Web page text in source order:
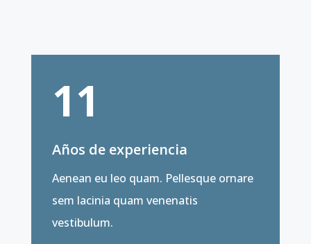
11
Años de experiencia
Aenean eu leo quam. Pellesque ornare
sem lacinia quam venenatis
vestibulum.